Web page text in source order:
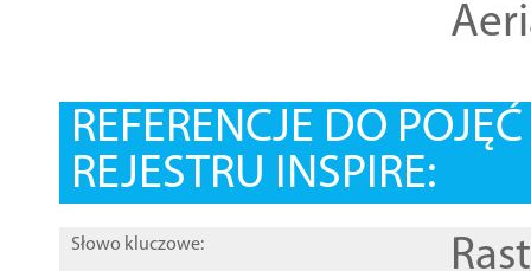
REFERENCJE DO
REJESTRU INSPIRE:
Słowo kluczowe: